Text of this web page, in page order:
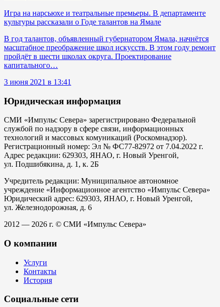
Игра на нарсьюхе и театральные премьеры. В департаменте
культуры рассказали о Годе талантов на Ямале
В год талантов, объявленный губернатором Ямала, начнётся
масштабное преображение школ искусств. В этом году ремонт
пройдёт в шести школах округа. Проектирование
капитального…
3 июня 2021 в 13:41
Юридическая информация
СМИ «Импульс Севера» зарегистрировано Федеральной
службой по надзору в сфере связи, информационных
технологий и массовых комуникаций (Роскомнадзор).
Регистрационный номер: Эл № ФС77-82972 от 7.04.2022 г.
Адрес редакции: 629303, ЯНАО, г. Новый Уренгой,
ул. Подшибякина, д. 1, к. 2Б
Учредитель редакции: Муниципальное автономное
учреждение «Информационное агентство «Импульс Севера»
Юридический адрес: 629303, ЯНАО, г. Новый Уренгой,
ул. Железнодорожная, д. 6
2012 — 2026 г. © СМИ «Импульс Севера»
О компании
Услуги
Контакты
История
Социальные сети